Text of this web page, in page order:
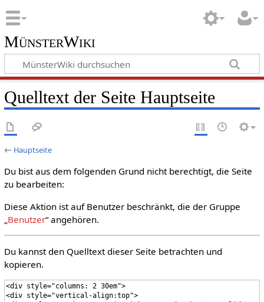
MünsterWiki
Quelltext der Seite Hauptseite
← Hauptseite
Du bist aus dem folgenden Grund nicht berechtigt, die Seite
zu bearbeiten:
Diese Aktion ist auf Benutzer beschränkt, die der Gruppe
Benutzer“ angehören.
Du kannst den Quelltext dieser Seite betrachten und
kopieren.